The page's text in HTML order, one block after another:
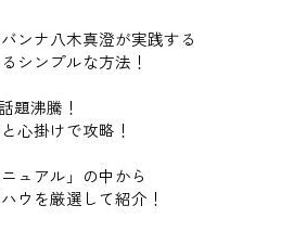
ンナ八木真澄が実践する
シンプルな方法！
題沸騰！
心掛けで攻略！
ュアル」の中から
ウを厳選して紹介！